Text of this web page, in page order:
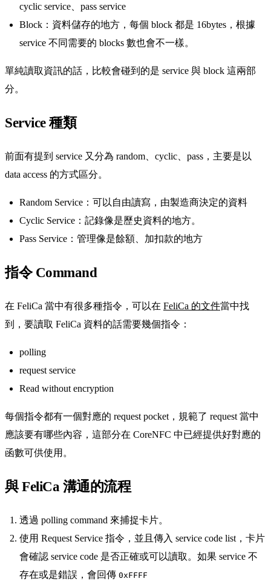
cyclic service、pass service
Block：資料儲存的地方，每個 block 都是 16bytes，根據
service 不同需要的 blocks 數也會不一樣。
單純讀取資訊的話，比較會碰到的是 service 與 block 這兩部
分。
Service 種類
前面有提到 service 又分為 random、cyclic、pass，主要是以
data access 的方式區分。
Random Service：可以自由讀寫，由製造商決定的資料
Cyclic Service：記錄像是歷史資料的地方。
Pass Service：管理像是餘額、加扣款的地方
指令 Command
在 FeliCa 當中有很多種指令，可以在 FeliCa 的文件當中找
到，要讀取 FeliCa 資料的話需要幾個指令：
polling
request service
Read without encryption
每個指令都有一個對應的 request pocket，規範了 request 當中
應該要有哪些內容，這部分在 CoreNFC 中已經提供好對應的
函數可供使用。
與 FeliCa 溝通的流程
透過 polling command 來捕捉卡片。
使用 Request Service 指令，並且傳入 service code list，卡片
會確認 service code 是否正確或可以讀取。如果 service 不
存在或是錯誤，會回傳 0xFFFF